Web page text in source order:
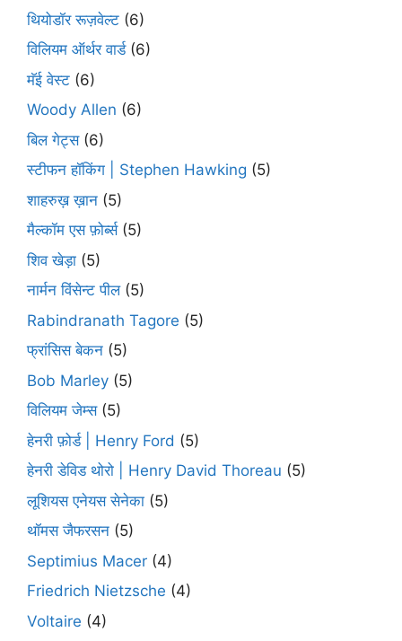
थियोडॉर रूज़वेल्ट (6)
विलियम ऑर्थर वार्ड(6)
मॅई वेस्ट (6)
Woody Allen (6)
बिल गेट्स(6)
स्टीफन हॉकिंग | Stephen Hawking (5)
शाहरुख़ ख़ान (5)
मैल्कॉम एस फ़ोर्ब्स(5)
शिव खेड़ा (5)
नार्मन विंसेन्ट पील(5)
Rabindranath Tagore (5)
फ्रांसिस बेकन (5)
Bob Marley (5)
विलियम जेम्स(5)
हेनरी फ़ोर्ड | Henry Ford (5)
हेनरी डेविड थोरो | Henry David Thoreau (5)
लूशियस एनेयस सेनेका (5)
थॉमस जैफरसन (5)
Septimius Macer (4)
Friedrich Nietzsche (4)
Voltaire (4)